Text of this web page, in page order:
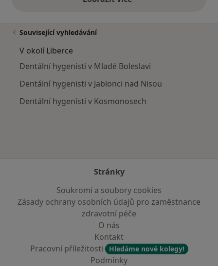
výše uvedené názory
Související vyhledávání
V okolí Liberce
Dentální hygenisti v Mladé Boleslavi
Dentální hygenisti v Jablonci nad Nisou
Dentální hygenisti v Kosmonosech
Stránky
Soukromí a soubory cookies
Zásady ochrany osobních údajů pro zaměstnance
zdravotní péče
O nás
Kontakt
Pracovní příležitosti
Hledáme nové kolegy!
Podmínky